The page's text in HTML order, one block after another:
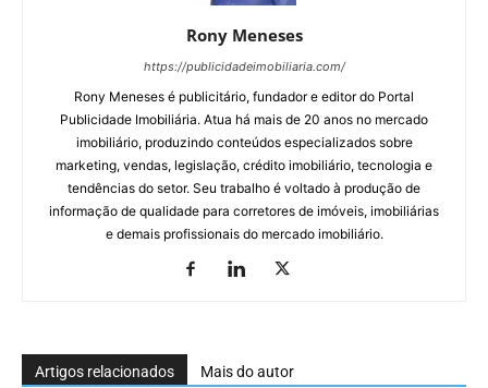
Rony Meneses
https://publicidadeimobiliaria.com/
Rony Meneses é publicitário, fundador e editor do Portal
Publicidade Imobiliária. Atua há mais de 20 anos no mercado
imobiliário, produzindo conteúdos especializados sobre
marketing, vendas, legislação, crédito imobiliário, tecnologia e
tendências do setor. Seu trabalho é voltado à produção de
informação de qualidade para corretores de imóveis, imobiliárias
e demais profissionais do mercado imobiliário.
Artigos relacionados Mais do autor